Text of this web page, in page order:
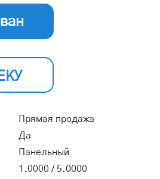
Прямая продажа
Да
Панельный
1.0000 / 5.0000